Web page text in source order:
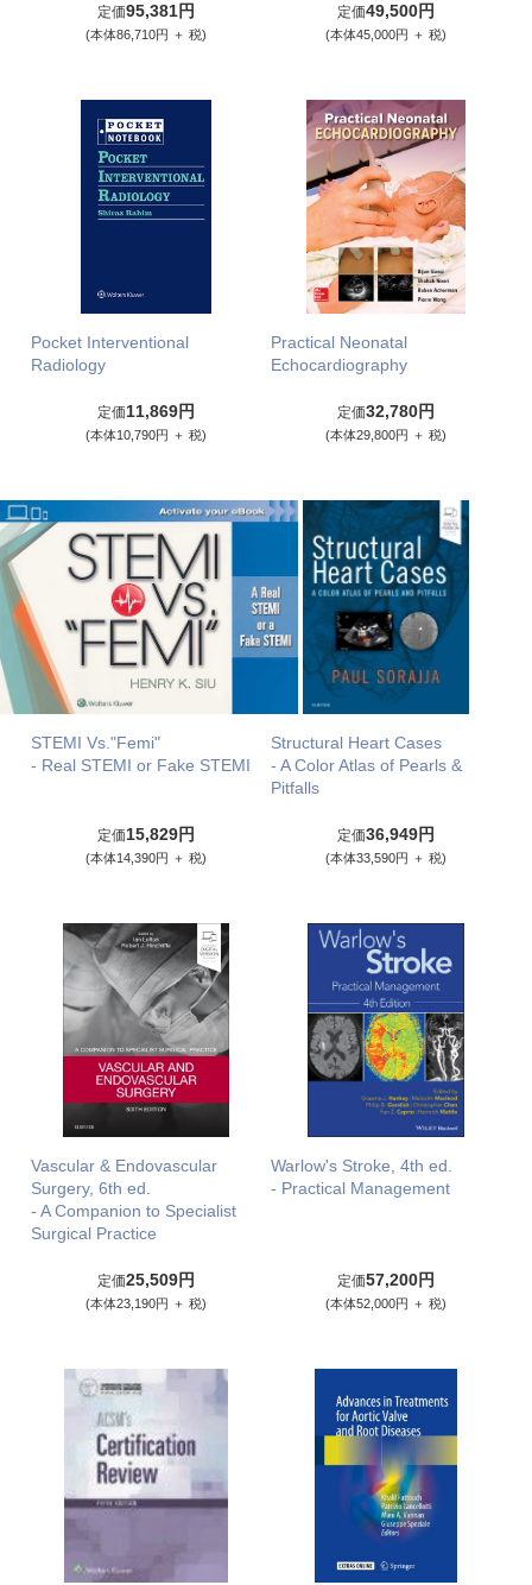
定価95,381円
(本体86,710円 ＋ 税)
定価49,500円
(本体45,000円 ＋ 税)
Pocket Interventional
Radiology
定価11,869円
(本体10,790円 ＋ 税)
Practical Neonatal
Echocardiography
定価32,780円
(本体29,800円 ＋ 税)
STEMI Vs."Femi"
- Real STEMI or Fake STEMI
定価15,829円
(本体14,390円 ＋ 税)
Structural Heart Cases
- A Color Atlas of Pearls &
Pitfalls
定価36,949円
(本体33,590円 ＋ 税)
Vascular & Endovascular
Surgery, 6th ed.
- A Companion to Specialist
Surgical Practice
定価25,509円
(本体23,190円 ＋ 税)
Warlow's Stroke, 4th ed.
- Practical Management
定価57,200円
(本体52,000円 ＋ 税)